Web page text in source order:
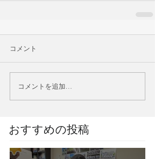
コメント
コメントを追加…
​おすすめの投稿